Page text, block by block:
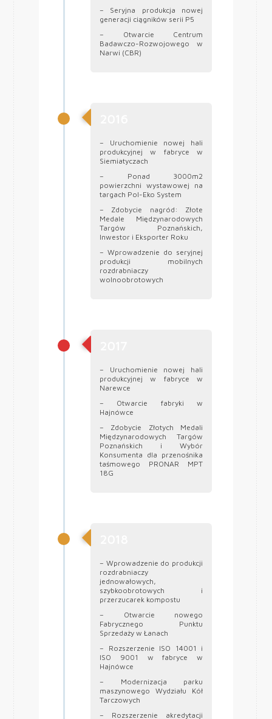
– Seryjna produkcja nowej
generacji ciągników serii P5
– Otwarcie Centrum
Badawczo-Rozwojowego w
Narwi (CBR)
– Uruchomienie nowej hali
produkcyjnej w fabryce w
Siemiatyczach
– Ponad 3000m2
powierzchni wystawowej na
targach Pol-Eko System
– Zdobycie nagród: Złote
Medale Międzynarodowych
Targów Poznańskich,
Inwestor i Eksporter Roku
– Wprowadzenie do seryjnej
produkcji mobilnych
rozdrabniaczy
wolnoobrotowych
– Uruchomienie nowej hali
produkcyjnej w fabryce w
Narewce
– Otwarcie fabryki w
Hajnówce
– Zdobycie Złotych Medali
Międzynarodowych Targów
Poznańskich i Wybór
Konsumenta dla przenośnika
taśmowego PRONAR MPT
18G
– Wprowadzenie do produkcji
rozdrabniaczy
jednowałowych,
szybkoobrotowych i
przerzucarek kompostu
– Otwarcie nowego
Fabrycznego Punktu
Sprzedaży w Łanach
– Rozszerzenie ISO 14001 i
ISO 9001 w fabryce w
Hajnówce
– Modernizacja parku
maszynowego Wydziału Kół
Tarczowych
– Rozszerzenie akredytacji